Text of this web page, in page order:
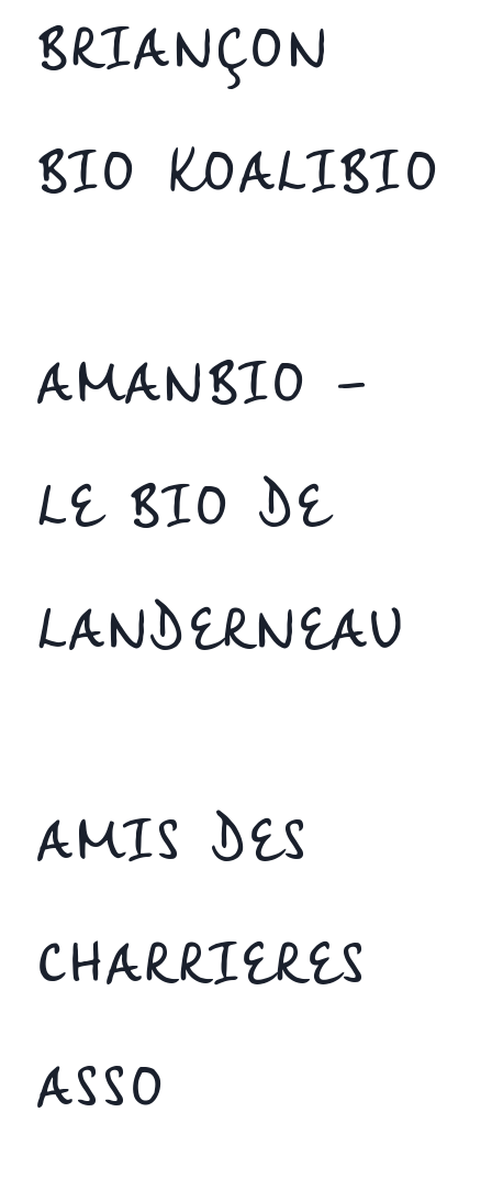
BRIANÇON
BIO KOALIBIO
AMANBIO –
LE BIO DE
LANDERNEAU
AMIS DES
CHARRIERES
ASSO